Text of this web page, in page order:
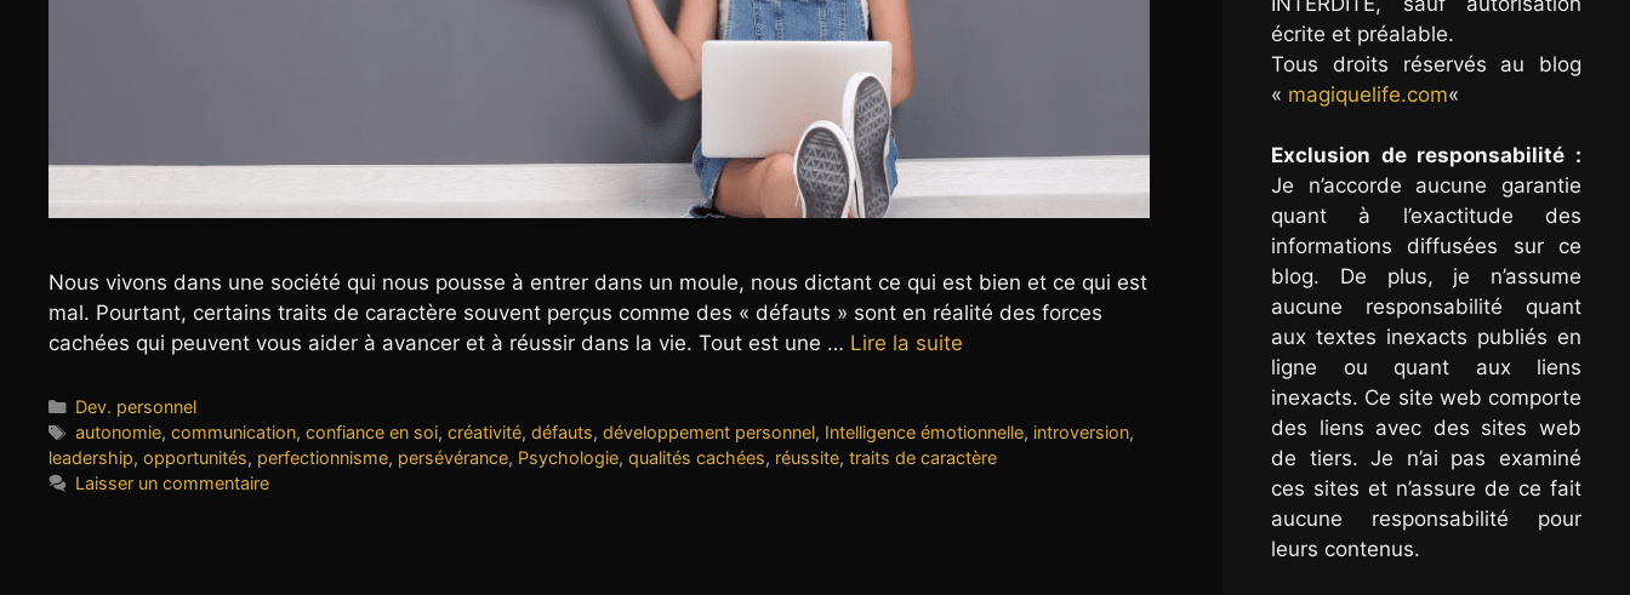
Nous vivons dans une société qui nous pousse à entrer dans un moule, nous dictant ce qui est bien et ce qui est
mal. Pourtant, certains traits de caractère souvent perçus comme des « défauts » sont en réalité des forces
cachées qui peuvent vous aider à avancer et à réussir dans la vie. Tout est une … Lire la suite
Catégories
Dev. personnel
Étiquettes
autonomie, communication, confiance en soi, créativité, défauts, développement personnel, Intelligence émotionnelle, introversion,
leadership, opportunités, perfectionnisme, persévérance, Psychologie, qualités cachées, réussite, traits de caractère
Laisser un commentaire
écrite et préalable.
Tous droits réservés au blog
« magiquelife.com«
Exclusion de responsabilité :
Je n’accorde aucune garantie
quant à l’exactitude des
informations diffusées sur ce
blog. De plus, je n’assume
aucune responsabilité quant
aux textes inexacts publiés en
ligne ou quant aux liens
inexacts. Ce site web comporte
des liens avec des sites web
de tiers. Je n’ai pas examiné
ces sites et n’assure de ce fait
aucune responsabilité pour
leurs contenus.